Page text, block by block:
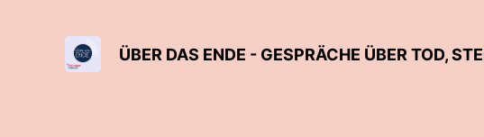
ÜBER DAS ENDE - GESPRÄCHE ÜBER TOD,